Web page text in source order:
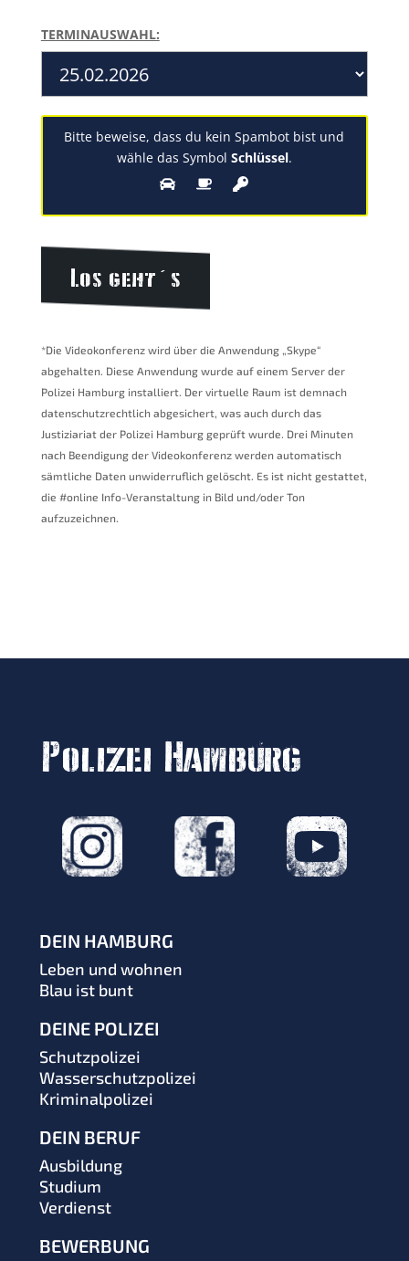
TERMINAUSWAHL:
Bitte beweise, dass du kein Spambot bist und
wähle das Symbol Schlüssel.
*Die Videokonferenz wird über die Anwendung „Skype“
abgehalten. Diese Anwendung wurde auf einem Server der
Polizei Hamburg installiert. Der virtuelle Raum ist demnach
datenschutzrechtlich abgesichert, was auch durch das
Justiziariat der Polizei Hamburg geprüft wurde. Drei Minuten
nach Beendigung der Videokonferenz werden automatisch
sämtliche Daten unwiderruflich gelöscht. Es ist nicht gestattet,
die #online Info-Veranstaltung in Bild und/oder Ton
aufzuzeichnen.
Polizei Hamburg
DEIN HAMBURG
Leben und wohnen
Blau ist bunt
DEINE POLIZEI
Schutzpolizei
Wasserschutzpolizei
Kriminalpolizei
DEIN BERUF
Ausbildung
Studium
Verdienst
BEWERBUNG